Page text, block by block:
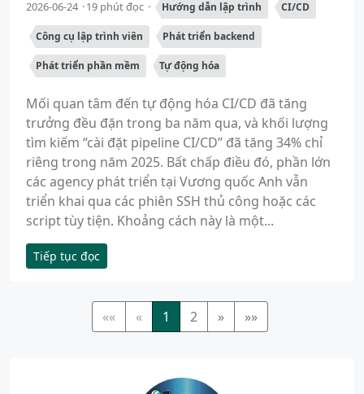
2026-06-24 19 phút đọc Hướng dẫn lập trình CI/CD
Công cụ lập trình viên Phát triển backend
Phát triển phần mềm Tự động hóa
Mối quan tâm đến tự động hóa CI/CD đã tăng
trưởng đều đặn trong ba năm qua, và khối lượng
tìm kiếm “cài đặt pipeline CI/CD” đã tăng 34% chỉ
riêng trong năm 2025. Bất chấp điều đó, phần lớn
các agency phát triển tại Vương quốc Anh vẫn
triển khai qua các phiên SSH thủ công hoặc các
script tùy tiện. Khoảng cách này là một...
Tiếp tục đọc
«« « 1 2 » »»